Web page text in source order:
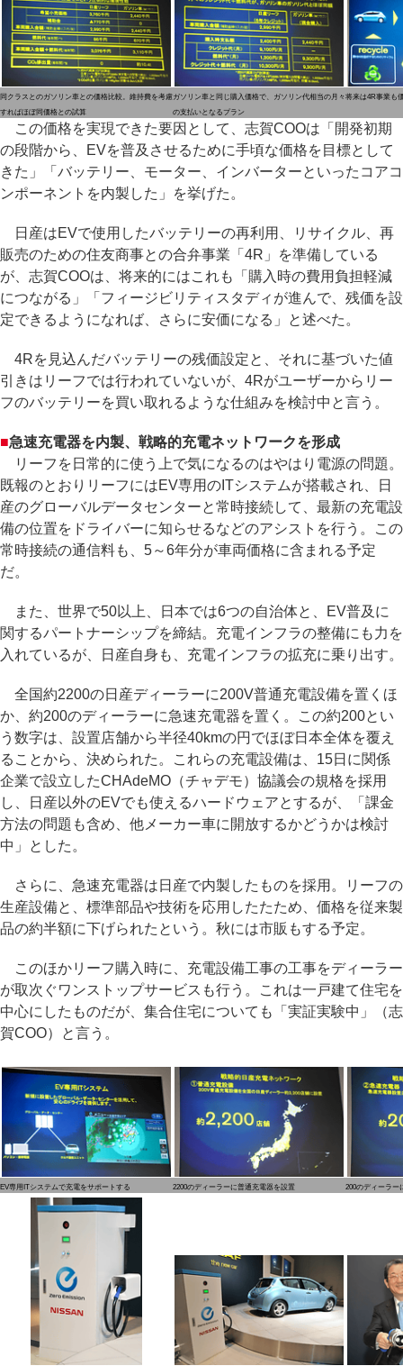
同クラスとのガソリン車との価格比較。維持費を考慮
すればほぼ同価格との試算
ガソリン車と同じ購入価格で、ガソリン代相当の月々
の支払いとなるプラン
将来は4R事業も
この価格を実現できた要因として、志賀COOは「開発初期
の段階から、EVを普及させるために手頃な価格を目標として
きた」「バッテリー、モーター、インバーターといったコアコ
ンポーネントを内製した」を挙げた。
日産はEVで使用したバッテリーの再利用、リサイクル、再
販売のための住友商事との合弁事業「4R」を準備している
が、志賀COOは、将来的にはこれも「購入時の費用負担軽減
につながる」「フィージビリティスタディが進んで、残価を設
定できるようになれば、さらに安価になる」と述べた。
4Rを見込んだバッテリーの残価設定と、それに基づいた値
引きはリーフでは行われていないが、4Rがユーザーからリー
フのバッテリーを買い取れるような仕組みを検討中と言う。
■急速充電器を内製、戦略的充電ネットワークを形成
リーフを日常的に使う上で気になるのはやはり電源の問題。
既報のとおりリーフにはEV専用のITシステムが搭載され、日
産のグローバルデータセンターと常時接続して、最新の充電設
備の位置をドライバーに知らせるなどのアシストを行う。この
常時接続の通信料も、5～6年分が車両価格に含まれる予定
だ。
また、世界で50以上、日本では6つの自治体と、EV普及に
関するパートナーシップを締結。充電インフラの整備にも力を
入れているが、日産自身も、充電インフラの拡充に乗り出す。
全国約2200の日産ディーラーに200V普通充電設備を置くほ
か、約200のディーラーに急速充電器を置く。この約200とい
う数字は、設置店舗から半径40kmの円でほぼ日本全体を覆え
ることから、決められた。これらの充電設備は、15日に関係
企業で設立したCHAdeMO（チャデモ）協議会の規格を採用
し、日産以外のEVでも使えるハードウェアとするが、「課金
方法の問題も含め、他メーカー車に開放するかどうかは検討
中」とした。
さらに、急速充電器は日産で内製したものを採用。リーフの
生産設備と、標準部品や技術を応用したたため、価格を従来製
品の約半額に下げられたという。秋には市販もする予定。
このほかリーフ購入時に、充電設備工事の工事をディーラー
が取次ぐワンストップサービスも行う。これは一戸建て住宅を
中心にしたものだが、集合住宅についても「実証実験中」（志
賀COO）と言う。
EV専用ITシステムで充電をサポートする 2200のディーラーに普通充電器を設置 200のディーラー